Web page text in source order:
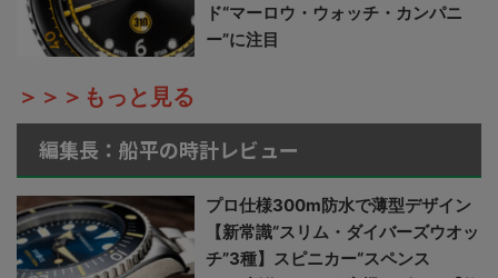
ド“マーロウ・ウォッチ・カンパニ
ー”に注目
＞＞＞もっと見る
編集長：船平の時計レビュー
プロ仕様300m防水で薄型デザイン
【新常識“スリム・ダイバーズウオッ
チ”3種】スピニカー“スペンス